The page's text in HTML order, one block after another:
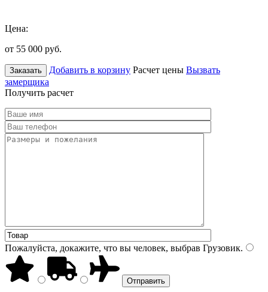
Цена:
от 55 000 руб.
Заказать Добавить в корзину Расчет цены Вызвать
замерщика
Получить расчет
Пожалуйста, докажите, что вы человек, выбрав Грузовик.